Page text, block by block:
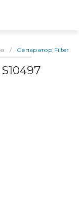
/ Сепаратор